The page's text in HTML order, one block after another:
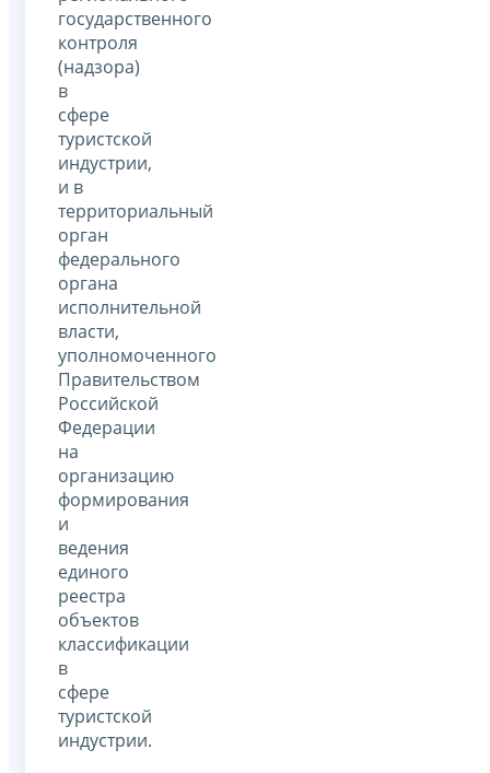
государственного
контроля
(надзора)
в
сфере
туристской
индустрии,
и в
территориальный
орган
федерального
органа
исполнительной
власти,
уполномоченного
Правительством
Российской
Федерации
на
организацию
формирования
и
ведения
единого
реестра
объектов
классификации
в
сфере
туристской
индустрии.